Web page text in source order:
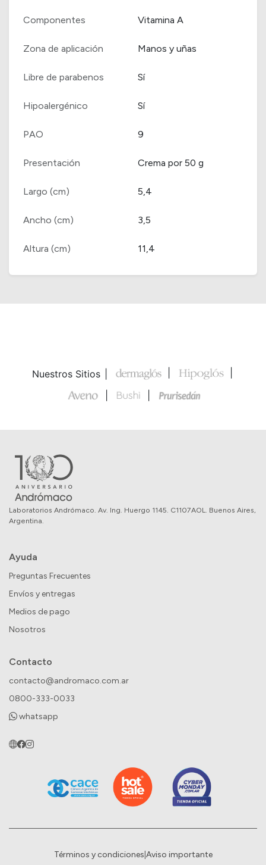
Componentes Vitamina A
Zona de aplicación Manos y uñas
Libre de parabenos Sí
Hipoalergénico Sí
PAO 9
Presentación Crema por 50 g
Largo (cm) 5,4
Ancho (cm) 3,5
Altura (cm) 11,4
Nuestros Sitios
Laboratorios Andrómaco. Av. Ing. Huergo 1145. C1107AOL. Buenos Aires,
Argentina.
Ayuda
Preguntas Frecuentes
Envíos y entregas
Medios de pago
Nosotros
Contacto
contacto@andromaco.com.ar
0800-333-0033
whatsapp
Términos y condiciones Aviso importante